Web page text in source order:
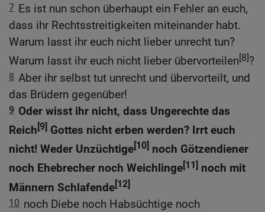
7 Es ist nun schon überhaupt ein Fehler an euch,
dass ihr Rechtsstreitigkeiten miteinander habt.
Warum lasst ihr euch nicht lieber unrecht tun?
Warum lasst ihr euch nicht lieber übervorteilen[8]?
8 Aber ihr selbst tut unrecht und übervorteilt, und
das Brüdern gegenüber!
9 Oder wisst ihr nicht, dass Ungerechte das
Reich [9] Gottes nicht erben werden? Irrt euch
nicht! Weder Unzüchtige[10] noch Götzendiener
noch Ehebrecher noch Weichlinge[11] noch mit
Männern Schlafende[12]
10 noch Diebe noch Habsüchtige noch